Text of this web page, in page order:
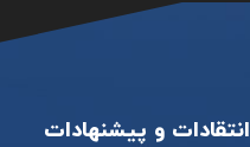
انتقادات و پیشنهادات